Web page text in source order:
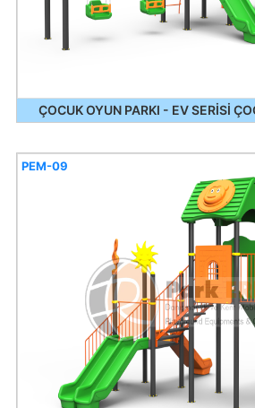
ÇOCUK OYUN PARKI - EV SERİSİ
PEM-09